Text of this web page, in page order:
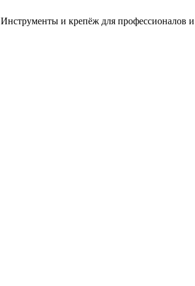
Инструменты и крепёж для профессионалов